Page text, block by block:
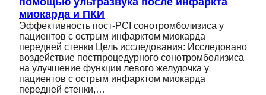
миокарда и ПКИ
Эффективность пост-PCI сонотромболизиса у
пациентов с острым инфарктом миокарда
передней стенки Цель исследования: Исследовано
воздействие постпроцедурного сонотромболизиса
на улучшение функции левого желудочка у
пациентов с острым инфарктом миокарда
передней стенки,…